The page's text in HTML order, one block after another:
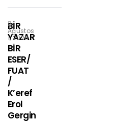
BİR
YAZAR
BİR
ESER/
FUAT
/
K’eref
Erol
Gergin
Ağustos
1, 2026